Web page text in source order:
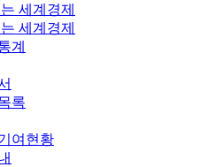
세계경제
세계경제
계
록
여현황